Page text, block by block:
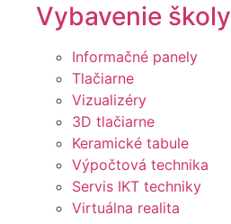
Vybavenie školy
Informačné panely
Tlačiarne
Vizualizéry
3D tlačiarne
Keramické tabule
Výpočtová technika
Servis IKT techniky
Virtuálna realita